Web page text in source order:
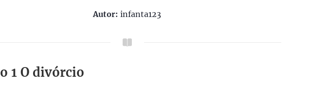
Autor: infanta123
1 O divórcio